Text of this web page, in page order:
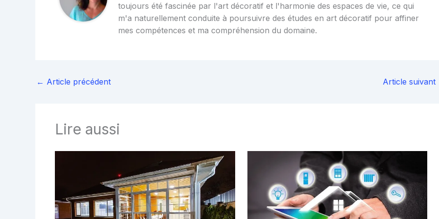
toujours été fascinée par l'art décoratif et l'harmonie des espaces de vie, ce qui
m'a naturellement conduite à poursuivre des études en art décoratif pour affiner
mes compétences et ma compréhension du domaine.
← Article précédent Article suivant
Lire aussi